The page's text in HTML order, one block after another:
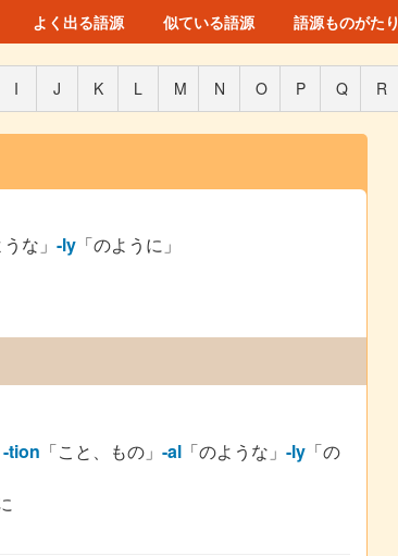
よく出る語源 似ている語源 語源ものがたり
I J K L M N O P Q R
な」 -ly 「のように」
-tion 「こと、もの」 -al 「のような」 -ly 「の